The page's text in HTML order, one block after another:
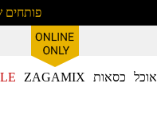
פותחים שנה
כסאות ZAGAMIX